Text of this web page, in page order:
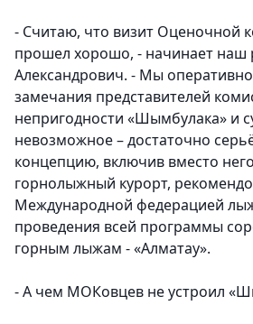
- Считаю, что визит Оценочной
прошел хорошо, - начинает наш
Александрович. - Мы
замечания представителей
непригодности «Шымбулака» и
невозможное – достаточно
концепцию, включив вместо
горнолыжный курорт,
Международной федерацией
проведения всей программы
горным лыжам - «Алматау».
- А чем МОКовцев не устроил